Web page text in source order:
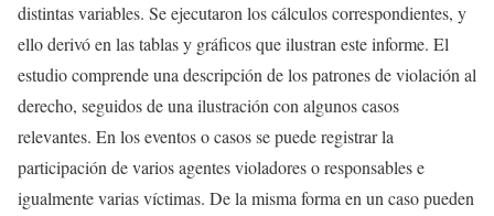
distintas variables. Se ejecutaron los cálculos correspondientes, y
ello derivó en las tablas y gráficos que ilustran este informe. El
estudio comprende una descripción de los patrones de violación al
derecho, seguidos de una ilustración con algunos casos
relevantes. En los eventos o casos se puede registrar la
participación de varios agentes violadores o responsables e
igualmente varias víctimas. De la misma forma en un caso pueden